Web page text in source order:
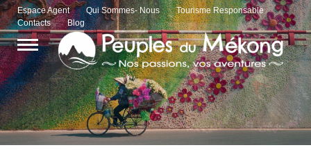
Espace Agent Qui Sommes- Nous
Tourisme Responsable
Contacts
Blog